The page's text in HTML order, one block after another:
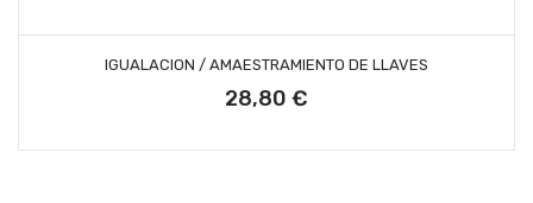
AÑADIR AL CARRITO
IGUALACION / AMAESTRAMIENTO DE LLAVES
Precio
28,80 €